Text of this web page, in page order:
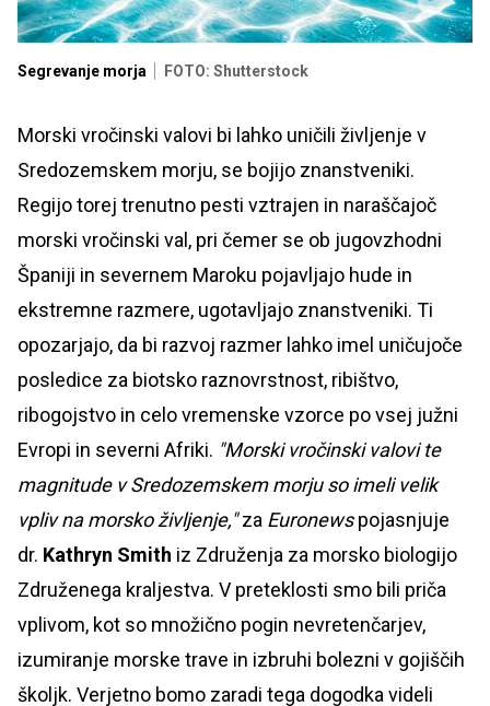
Segrevanje morja FOTO: Shutterstock
Morski vročinski valovi bi lahko uničili življenje v
Sredozemskem morju, se bojijo znanstveniki.
Regijo torej trenutno pesti vztrajen in naraščajoč
morski vročinski val, pri čemer se ob jugovzhodni
Španiji in severnem Maroku pojavljajo hude in
ekstremne razmere, ugotavljajo znanstveniki. Ti
opozarjajo, da bi razvoj razmer lahko imel uničujoče
posledice za biotsko raznovrstnost, ribištvo,
ribogojstvo in celo vremenske vzorce po vsej južni
Evropi in severni Afriki. "Morski vročinski valovi te
magnitude v Sredozemskem morju so imeli velik
vpliv na morsko življenje,"za Euronewspojasnjuje
dr. Kathryn Smith iz Združenja za morsko biologijo
Združenega kraljestva. V preteklosti smo bili priča
vplivom, kot so množično pogin nevretenčarjev,
izumiranje morske trave in izbruhi bolezni v gojiščih
školjk. Verjetno bomo zaradi tega dogodka videli